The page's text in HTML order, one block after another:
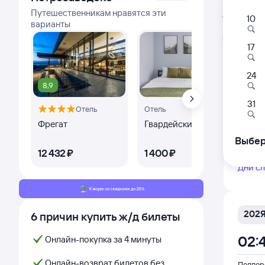
Путешественникам нравятся эти
варианты
8,9
Отель
Фрегат
12 ⁠432 ⁠₽
Отель
Гвардейский
1 ⁠400 ⁠₽
6 причин купить ж/д билеты
Онлайн-покупка за 4 минуты
Открыта
012А
из
02:29
Дни
202Я
10
17
24
31